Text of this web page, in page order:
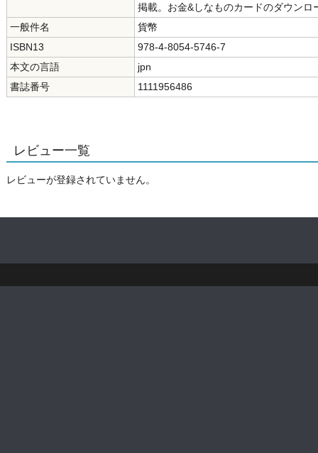
掲載。お金&しなものカードのダウンロ
一般件名
貨幣
ISBN13
978-4-8054-5746-7
本文の言語
jpn
書誌番号
1111956486
レビュー一覧
レビューが登録されていません。